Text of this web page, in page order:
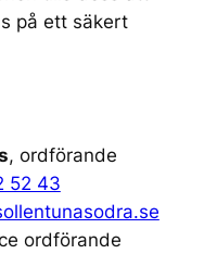
på ett säkert
, ordförande
52 43
ordförande